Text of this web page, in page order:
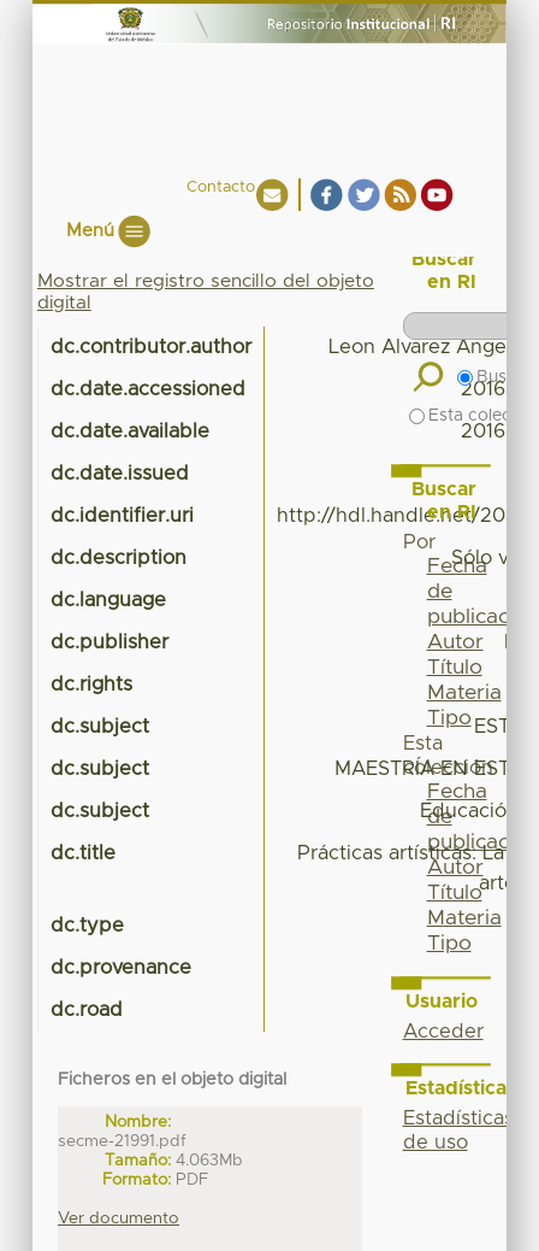
Contacto
Menú
Mostrar el registro sencillo del objeto
digital
dc.contributor.author Leon Alvarez
dc.date.accessioned 2016-
dc.date.available 2016-
dc.date.issued
dc.identifier.uri http://hdl.handle.net/
dc.description Sólo
dc.language
dc.publisher
dc.rights
dc.subject
dc.subject MAESTRÍA EN
dc.subject Educación
dc.title
Prácticas artísticas: La
arte
dc.type
dc.provenance
dc.road
Ficheros en el objeto digital
Nombre:
secme-21991.pdf
Tamaño: 4.063Mb
Formato: PDF
Ver documento
Buscar
en RI
Buscar
Esta
Buscar
en RI
Por
Fecha
de
publicación
Autor
Título
Materia
Tipo
Esta
colección
Fecha
de
publicación
Autor
Título
Materia
Tipo
Usuario
Acceder
Estadísticas
Estadísticas
de uso